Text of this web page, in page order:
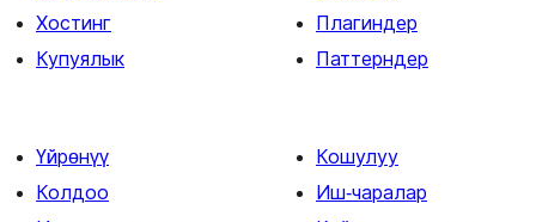
Хостинг
Купуялык
Плагиндер
Паттерндер
Үйрөнүү
Колдоо
Кошулуу
Иш-чаралар